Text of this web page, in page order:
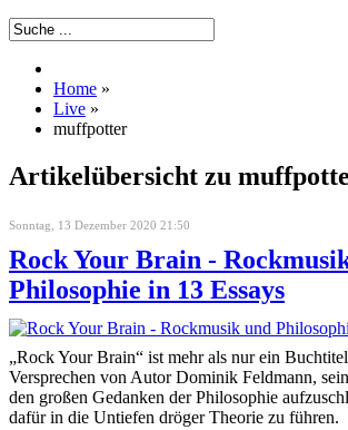
Home »
Live »
muffpotter
Artikelübersicht zu
Sonntag, 13 Dezember 2020 21:50
Rock Your Brain -
Philosophie in 13 Essays
„Rock Your Brain“ ist mehr als nur ein
Versprechen von Autor Dominik Feldmann,
den großen Gedanken der Philosophie
dafür in die Untiefen dröger Theorie zu führen.